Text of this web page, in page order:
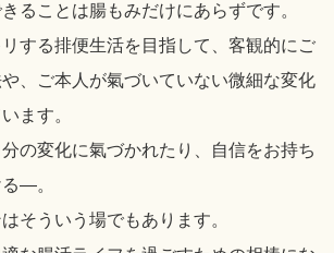
ることは腸もみだけにあらずです。
する排便生活を目指して、客観的にご
、ご本人が氣づいていない微細な変化
ます。
の変化に氣づかれたり、自信をお持ち
―。
そういう場でもあります。